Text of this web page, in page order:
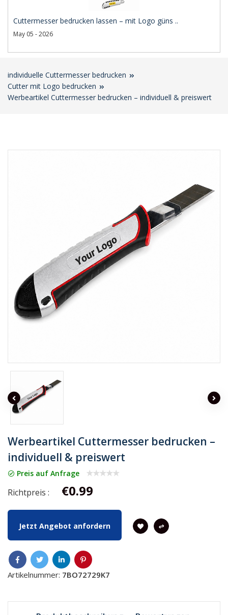
Cuttermesser bedrucken lassen – mit Logo güns ..
May 05 - 2026
individuelle Cuttermesser bedrucken
Cutter mit Logo bedrucken
Werbeartikel Cuttermesser bedrucken – individuell & preiswert
Werbeartikel Cuttermesser bedrucken –
individuell & preiswert
Preis auf Anfrage
Richtpreis : €0.99
Jetzt Angebot anfordern
Artikelnummer: 7BO72729K7